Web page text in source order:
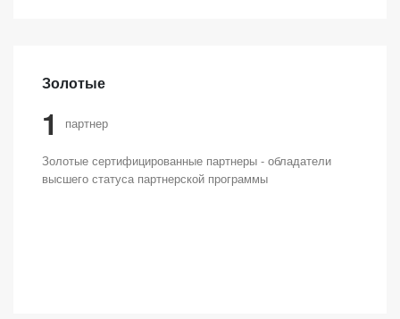
Золотые
1 партнер
Золотые сертифицированные партнеры - обладатели
высшего статуса партнерской программы